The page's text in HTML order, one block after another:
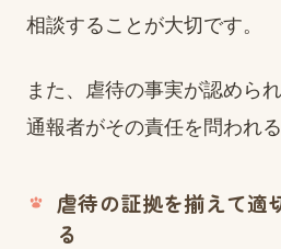
相談することが大切です。
また、虐待の事実が認めら
通報者がその責任を問われ
虐待の証拠を揃えて適
る